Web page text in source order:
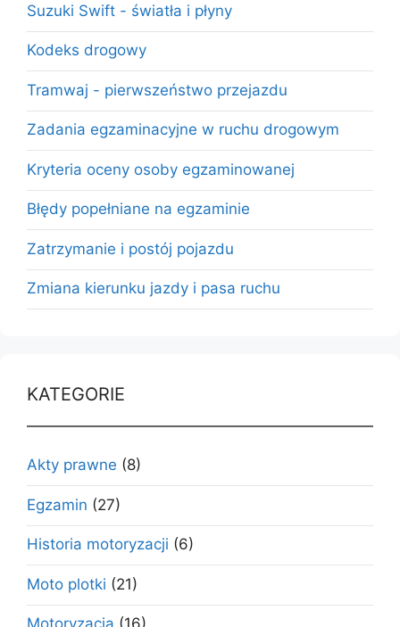
Suzuki Swift - światła i płyny
Kodeks drogowy
Tramwaj - pierwszeństwo przejazdu
Zadania egzaminacyjne w ruchu drogowym
Kryteria oceny osoby egzaminowanej
Błędy popełniane na egzaminie
Zatrzymanie i postój pojazdu
Zmiana kierunku jazdy i pasa ruchu
KATEGORIE
Akty prawne (8)
Egzamin (27)
Historia motoryzacji (6)
Moto plotki (21)